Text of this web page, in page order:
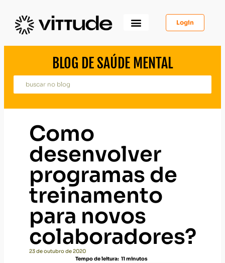
Login
BLOG DE SAÚDE MENTAL
Como
desenvolver
programas de
treinamento
para novos
colaboradores?
23 de outubro de 2020
Tempo de leitura: 11minutos